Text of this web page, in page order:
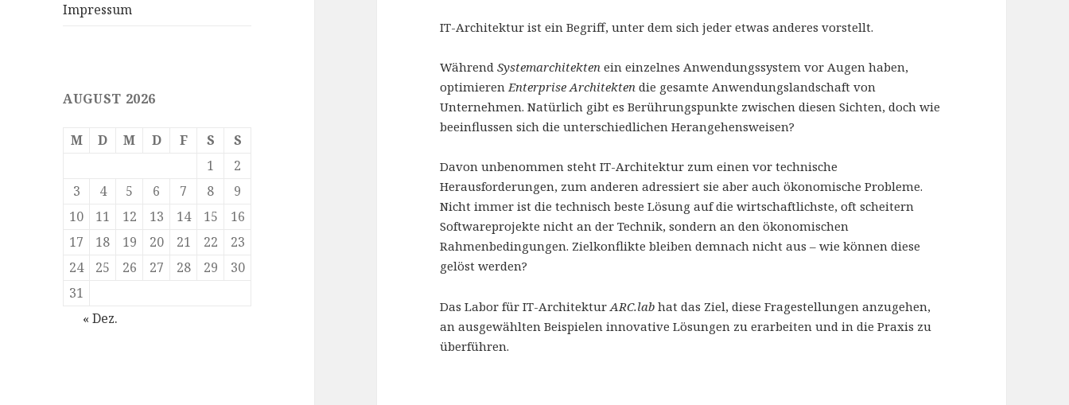
Impressum
AUGUST 2026
M D M D F S
S
1
2
3
4 5 6 7 8
9
10
11 12 13 14 15
16
17
18 19 20 21 22
23
24
25 26 27 28 29
30
31
« Dez.
IT-Architektur ist ein Begriff, unter dem sich jeder etwas anderes vorstellt.
WährendSystemarchitekten ein einzelnes Anwendungssystem vor Augen haben,
optimierenEnterprise Architekten die gesamte Anwendungslandschaft von
Unternehmen. Natürlich gibt es Berührungspunkte zwischen diesen Sichten, doch wie
beeinflussen sich die unterschiedlichen Herangehensweisen?
Davon unbenommen steht IT-Architektur zum einen vor technische
Herausforderungen, zum anderen adressiert sie aber auch ökonomische Probleme.
Nicht immer ist die technisch beste Lösung auf die wirtschaftlichste, oft scheitern
Softwareprojekte nicht an der Technik, sondern an den ökonomischen
Rahmenbedingungen. Zielkonflikte bleiben demnach nicht aus – wie können diese
gelöst werden?
Das Labor für IT-ArchitekturARC.lab hat das Ziel, diese Fragestellungen anzugehen,
an ausgewählten Beispielen innovative Lösungen zu erarbeiten und in die Praxis zu
überführen.